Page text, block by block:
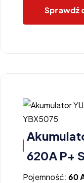
Sprawdź
620A P+
Pojemność: 60